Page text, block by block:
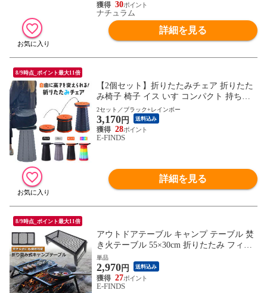
30
ナチュラム
詳細を見る
8/9時点_ポイント最大11倍
【2個セット】折りたたみチェア 折りたた
み椅子 椅子 イス いす コンパクト 持ち運
び アウトドア キャンプ 折り畳み チェア
携帯 ミニ 小さい 伸縮 ポータブル 屋外 ス
ツール おしゃれ カラフル 釣り 台 踏み台
イベント バーベキュー フェス 旅行 軽量
2セット／ブラック+レインボー
3,170円 送料込み
28
E-FINDS
詳細を見る
8/9時点_ポイント最大11倍
アウトドアテーブル キャンプ テーブル 焚
き火テーブル 55×30cm 折りたたみ フィー
ルドラック キャンプ用品 フルメッシュミ
ニテーブル スチール フィールドラック BB
Q 軽量 焚き火 直火 キャンプ アウトドア
送料無料
単品
2,970円 送料込み
27
E-FINDS